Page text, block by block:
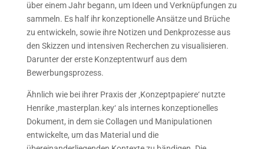
über einem Jahr begann, um Ideen und Verknüpfungen zu
sammeln. Es half ihr konzeptionelle Ansätze und Brüche
zu entwickeln, sowie ihre Notizen und Denkprozesse aus
den Skizzen und intensiven Recherchen zu visualisieren.
Darunter der erste Konzeptentwurf aus dem
Bewerbungsprozess.
Ähnlich wie bei ihrer Praxis der ‚Konzeptpapiere‘ nutzte
Henrike ‚masterplan.key‘ als internes konzeptionelles
Dokument, in dem sie Collagen und Manipulationen
entwickelte, um das Material und die